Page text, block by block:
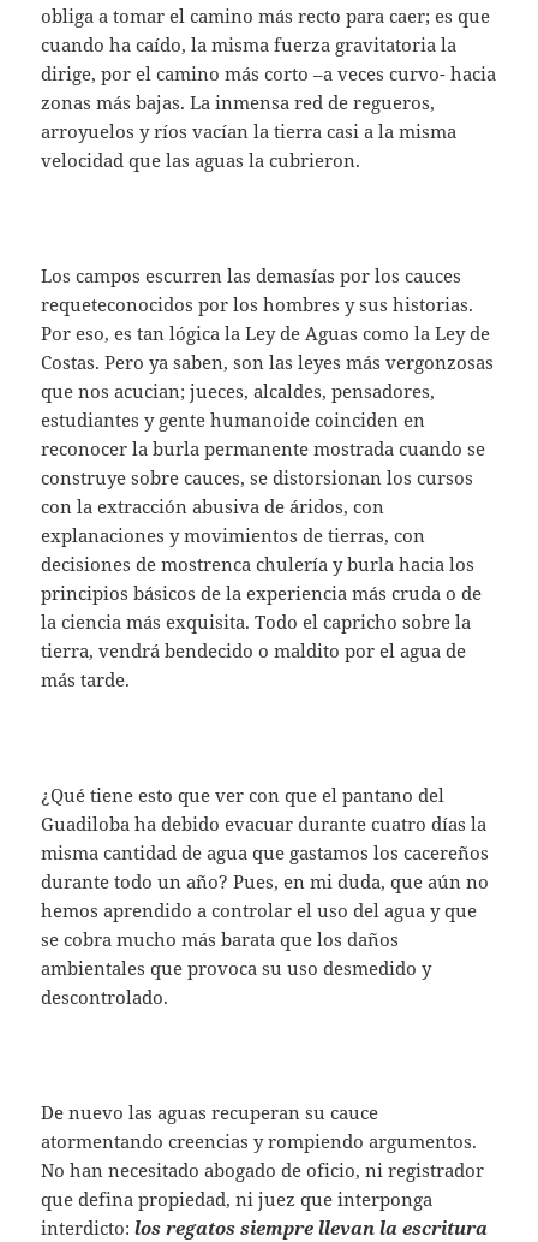
obliga a tomar el camino más recto para caer; es que
cuando ha caído, la misma fuerza gravitatoria la
dirige, por el camino más corto –a veces curvo- hacia
zonas más bajas. La inmensa red de regueros,
arroyuelos y ríos vacían la tierra casi a la misma
velocidad que las aguas la cubrieron.
Los campos escurren las demasías por los cauces
requeteconocidos por los hombres y sus historias.
Por eso, es tan lógica la Ley de Aguas como la Ley de
Costas. Pero ya saben, son las leyes más vergonzosas
que nos acucian; jueces, alcaldes, pensadores,
estudiantes y gente humanoide coinciden en
reconocer la burla permanente mostrada cuando se
construye sobre cauces, se distorsionan los cursos
con la extracción abusiva de áridos, con
explanaciones y movimientos de tierras, con
decisiones de mostrenca chulería y burla hacia los
principios básicos de la experiencia más cruda o de
la ciencia más exquisita. Todo el capricho sobre la
tierra, vendrá bendecido o maldito por el agua de
más tarde.
¿Qué tiene esto que ver con que el pantano del
Guadiloba ha debido evacuar durante cuatro días la
misma cantidad de agua que gastamos los cacereños
durante todo un año? Pues, en mi duda, que aún no
hemos aprendido a controlar el uso del agua y que
se cobra mucho más barata que los daños
ambientales que provoca su uso desmedido y
descontrolado.
De nuevo las aguas recuperan su cauce
atormentando creencias y rompiendo argumentos.
No han necesitado abogado de oficio, ni registrador
que defina propiedad, ni juez que interponga
interdicto:los regatos siempre llevan la escritura